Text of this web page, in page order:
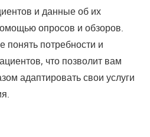
и данные об их
опросов и обзоров.
потребности и
что позволит вам
адаптировать свои услуги